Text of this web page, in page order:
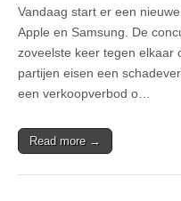
Vandaag start er een
Apple en Samsung. De
zoveelste keer tegen elkaar
partijen eisen een
een verkoopverbod o…
Read more →